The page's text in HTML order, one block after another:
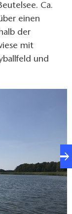
Ca.
einen
der
mit
und